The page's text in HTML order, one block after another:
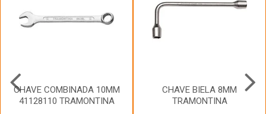
CHAVE COMBINADA 10MM
41128110 TRAMONTINA
CHAVE BIELA 8MM
TRAMONTINA